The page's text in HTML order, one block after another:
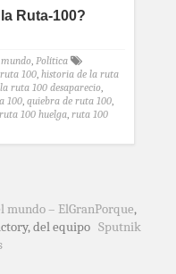
Ruta-100?
mundo, Política
100, historia de la ruta
ruta 100 desaparecio,
100, quiebra de ruta 100,
ruta 100 huelga, ruta 100
mundo – ElGranPorque,
del equipo Sputnik